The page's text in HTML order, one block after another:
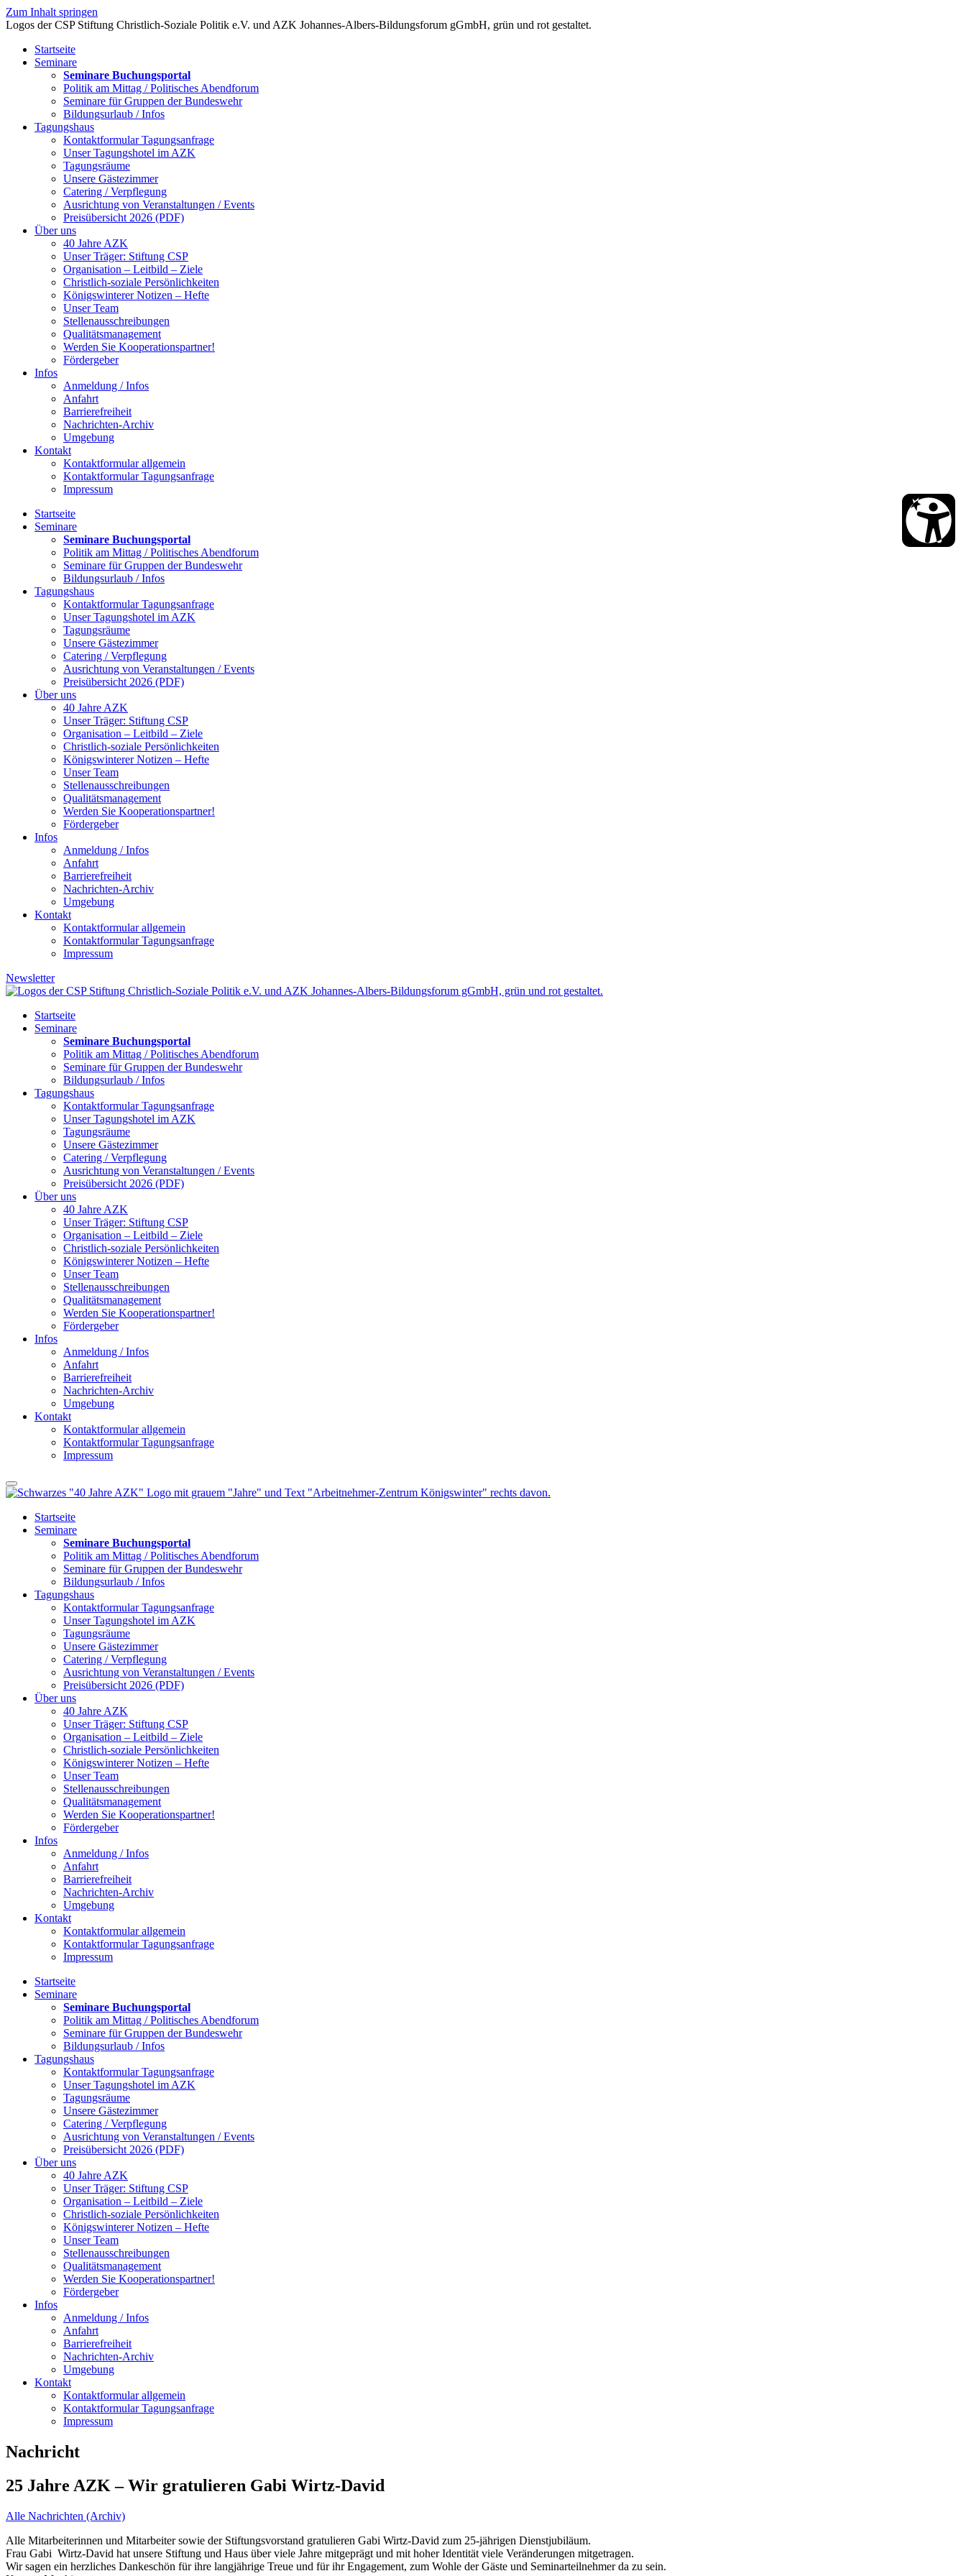
Zum Inhalt springen
Startseite
Seminare
Seminare Buchungsportal
Politik am Mittag / Politisches Abendforum
Seminare für Gruppen der Bundeswehr
Bildungsurlaub / Infos
Tagungshaus
Kontaktformular Tagungsanfrage
Unser Tagungshotel im AZK
Tagungsräume
Unsere Gästezimmer
Catering / Verpflegung
Ausrichtung von Veranstaltungen / Events
Preisübersicht 2026 (PDF)
Über uns
40 Jahre AZK
Unser Träger: Stiftung CSP
Organisation – Leitbild – Ziele
Christlich-soziale Persönlichkeiten
Königswinterer Notizen – Hefte
Unser Team
Stellenausschreibungen
Qualitätsmanagement
Werden Sie Kooperationspartner!
Fördergeber
Infos
Anmeldung / Infos
Anfahrt
Barrierefreiheit
Nachrichten-Archiv
Umgebung
Kontakt
Kontaktformular allgemein
Kontaktformular Tagungsanfrage
Impressum
Startseite
Seminare
Seminare Buchungsportal
Politik am Mittag / Politisches Abendforum
Seminare für Gruppen der Bundeswehr
Bildungsurlaub / Infos
Tagungshaus
Kontaktformular Tagungsanfrage
Unser Tagungshotel im AZK
Tagungsräume
Unsere Gästezimmer
Catering / Verpflegung
Ausrichtung von Veranstaltungen / Events
Preisübersicht 2026 (PDF)
Über uns
40 Jahre AZK
Unser Träger: Stiftung CSP
Organisation – Leitbild – Ziele
Christlich-soziale Persönlichkeiten
Königswinterer Notizen – Hefte
Unser Team
Stellenausschreibungen
Qualitätsmanagement
Werden Sie Kooperationspartner!
Fördergeber
Infos
Anmeldung / Infos
Anfahrt
Barrierefreiheit
Nachrichten-Archiv
Umgebung
Kontakt
Kontaktformular allgemein
Kontaktformular Tagungsanfrage
Impressum
Newsletter
Startseite
Seminare
Seminare Buchungsportal
Politik am Mittag / Politisches Abendforum
Seminare für Gruppen der Bundeswehr
Bildungsurlaub / Infos
Tagungshaus
Kontaktformular Tagungsanfrage
Unser Tagungshotel im AZK
Tagungsräume
Unsere Gästezimmer
Catering / Verpflegung
Ausrichtung von Veranstaltungen / Events
Preisübersicht 2026 (PDF)
Über uns
40 Jahre AZK
Unser Träger: Stiftung CSP
Organisation – Leitbild – Ziele
Christlich-soziale Persönlichkeiten
Königswinterer Notizen – Hefte
Unser Team
Stellenausschreibungen
Qualitätsmanagement
Werden Sie Kooperationspartner!
Fördergeber
Infos
Anmeldung / Infos
Anfahrt
Barrierefreiheit
Nachrichten-Archiv
Umgebung
Kontakt
Kontaktformular allgemein
Kontaktformular Tagungsanfrage
Impressum
Startseite
Seminare
Seminare Buchungsportal
Politik am Mittag / Politisches Abendforum
Seminare für Gruppen der Bundeswehr
Bildungsurlaub / Infos
Tagungshaus
Kontaktformular Tagungsanfrage
Unser Tagungshotel im AZK
Tagungsräume
Unsere Gästezimmer
Catering / Verpflegung
Ausrichtung von Veranstaltungen / Events
Preisübersicht 2026 (PDF)
Über uns
40 Jahre AZK
Unser Träger: Stiftung CSP
Organisation – Leitbild – Ziele
Christlich-soziale Persönlichkeiten
Königswinterer Notizen – Hefte
Unser Team
Stellenausschreibungen
Qualitätsmanagement
Werden Sie Kooperationspartner!
Fördergeber
Infos
Anmeldung / Infos
Anfahrt
Barrierefreiheit
Nachrichten-Archiv
Umgebung
Kontakt
Kontaktformular allgemein
Kontaktformular Tagungsanfrage
Impressum
Startseite
Seminare
Seminare Buchungsportal
Politik am Mittag / Politisches Abendforum
Seminare für Gruppen der Bundeswehr
Bildungsurlaub / Infos
Tagungshaus
Kontaktformular Tagungsanfrage
Unser Tagungshotel im AZK
Tagungsräume
Unsere Gästezimmer
Catering / Verpflegung
Ausrichtung von Veranstaltungen / Events
Preisübersicht 2026 (PDF)
Über uns
40 Jahre AZK
Unser Träger: Stiftung CSP
Organisation – Leitbild – Ziele
Christlich-soziale Persönlichkeiten
Königswinterer Notizen – Hefte
Unser Team
Stellenausschreibungen
Qualitätsmanagement
Werden Sie Kooperationspartner!
Fördergeber
Infos
Anmeldung / Infos
Anfahrt
Barrierefreiheit
Nachrichten-Archiv
Umgebung
Kontakt
Kontaktformular allgemein
Kontaktformular Tagungsanfrage
Impressum
Nachricht
25 Jahre AZK – Wir gratulieren Gabi Wirtz-David
Alle Nachrichten (Archiv)
Alle Mitarbeiterinnen und Mitarbeiter sowie der Stiftungsvorstand gratulieren Gabi Wirtz-David zum 25-jährigen Dienstjubiläum.
Frau Gabi Wirtz-David hat unsere Stiftung und Haus über viele Jahre mitgeprägt und mit hoher Identität viele Veränderungen mitgetragen.
Wir sagen ein herzliches Dankeschön für ihre langjährige Treue und für ihr Engagement, zum Wohle der Gäste und Seminarteilnehmer da zu sein.